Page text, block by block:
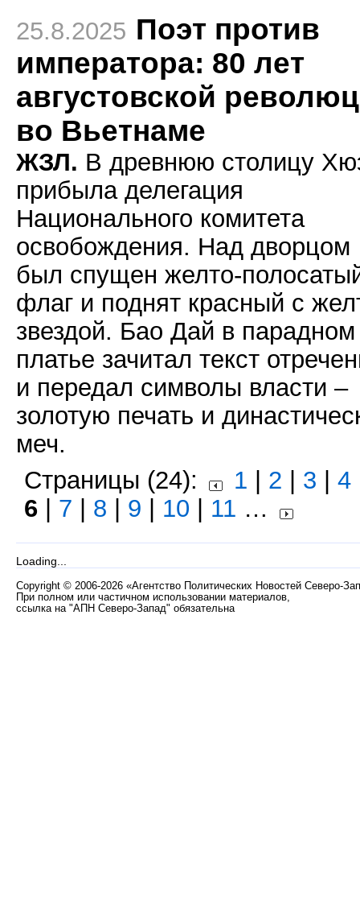
25.8.2025 Поэт против
императора: 80 лет
августовской
во Вьетнаме
ЖЗЛ. В древнюю столицу
прибыла делегация
Национального комитета
освобождения. Над дворцом
был спущен желто-
флаг и поднят красный с
звездой. Бао Дай в парадном
платье зачитал текст
и передал символы власти –
золотую печать и
меч.
Страницы (24):
1 2 3 4
6
7 8 9 10 11 …
Loading...
Copyright © 2006-2026 «Агентство Политических Новостей Северо-
При полном или частичном использовании материалов,
ссылка на "АПН Северо-Запад" обязательна